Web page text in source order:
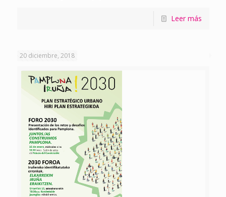
Leer más
20 diciembre, 2018